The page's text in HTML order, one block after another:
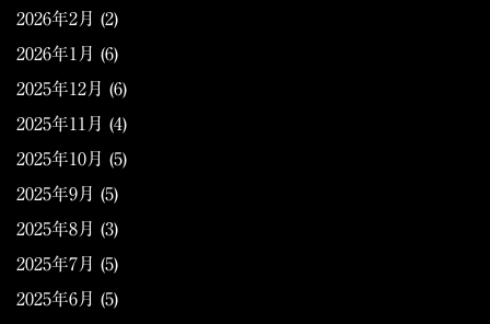
2026年2月 (2)
2026年1月 (6)
2025年12月 (6)
2025年11月 (4)
2025年10月 (5)
2025年9月 (5)
2025年8月 (3)
2025年7月 (5)
2025年6月 (5)